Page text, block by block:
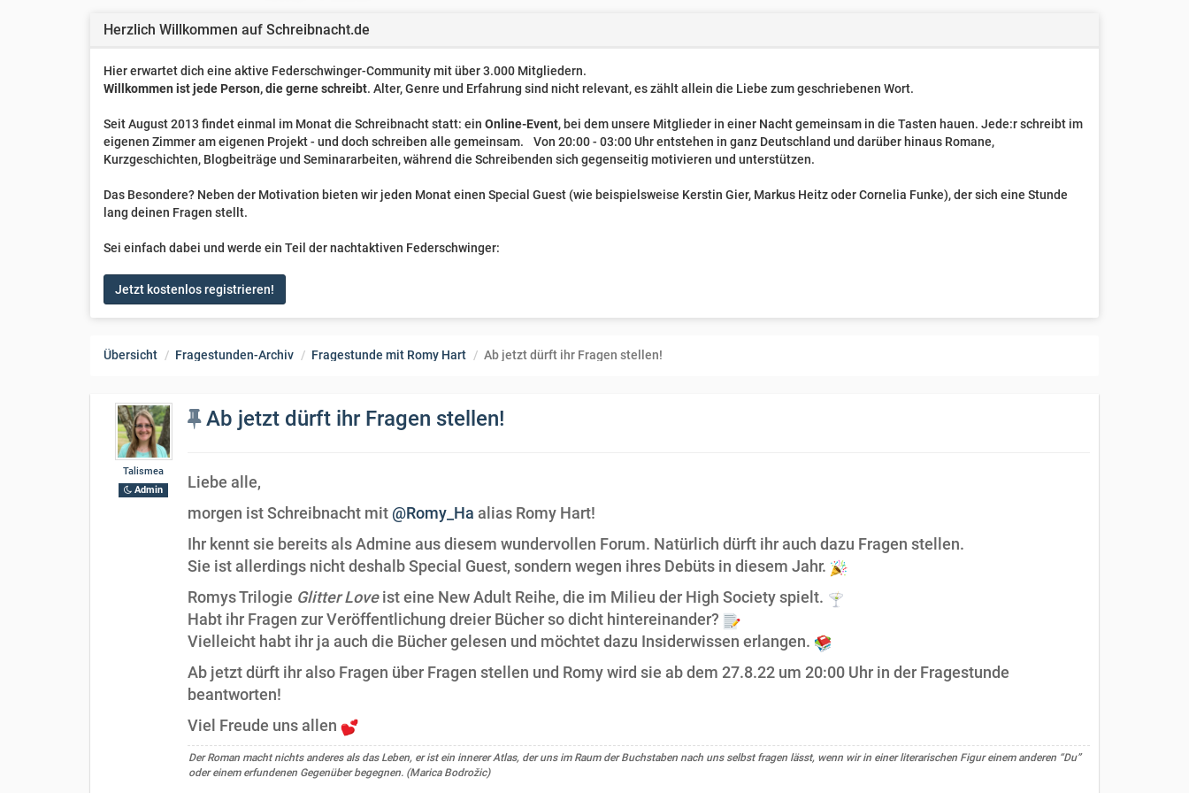
Herzlich Willkommen auf Schreibnacht.de
Hier erwartet dich eine aktive Federschwinger-Community mit über 3.000 Mitgliedern.
Willkommen ist jede Person, die gerne schreibt. Alter, Genre und Erfahrung sind nicht relevant, es zählt allein die Liebe zum geschriebenen Wort.
Seit August 2013 findet einmal im Monat die Schreibnacht statt: ein Online-Event, bei dem unsere Mitglieder in einer Nacht gemeinsam in die Tasten hauen. Jede:r schreibt im
eigenen Zimmer am eigenen Projekt - und doch schreiben alle gemeinsam. Von 20:00 - 03:00 Uhr entstehen in ganz Deutschland und darüber hinaus Romane,
Kurzgeschichten, Blogbeiträge und Seminararbeiten, während die Schreibenden sich gegenseitig motivieren und unterstützen.
Das Besondere? Neben der Motivation bieten wir jeden Monat einen Special Guest (wie beispielsweise Kerstin Gier, Markus Heitz oder Cornelia Funke), der sich eine Stunde
lang deinen Fragen stellt.
Sei einfach dabei und werde ein Teil der nachtaktiven Federschwinger:
Jetzt kostenlos registrieren!
Übersicht Fragestunden-Archiv Fragestunde mit Romy Hart Ab jetzt dürft ihr Fragen stellen!
Talismea
Admin
Ab jetzt dürft ihr Fragen stellen!
Liebe alle,
morgen ist Schreibnacht mit @Romy_Ha alias Romy Hart!
Ihr kennt sie bereits als Admine aus diesem wundervollen Forum. Natürlich dürft ihr auch dazu Fragen stellen.
Sie ist allerdings nicht deshalb Special Guest, sondern wegen ihres Debüts in diesem Jahr.
Romys Trilogie Glitter Loveist eine New Adult Reihe, die im Milieu der High Society spielt.
Habt ihr Fragen zur Veröffentlichung dreier Bücher so dicht hintereinander?
Vielleicht habt ihr ja auch die Bücher gelesen und möchtet dazu Insiderwissen erlangen.
Ab jetzt dürft ihr also Fragen über Fragen stellen und Romy wird sie ab dem 27.8.22 um 20:00 Uhr in der Fragestunde
beantworten!
Viel Freude uns allen
Der Roman macht nichts anderes als das Leben, er ist ein innerer Atlas, der uns im Raum der Buchstaben nach uns selbst fragen lässt, wenn wir in einer literarischen Figur einem anderen “Du”
oder einem erfundenen Gegenüber begegnen. (Marica Bodrožic)